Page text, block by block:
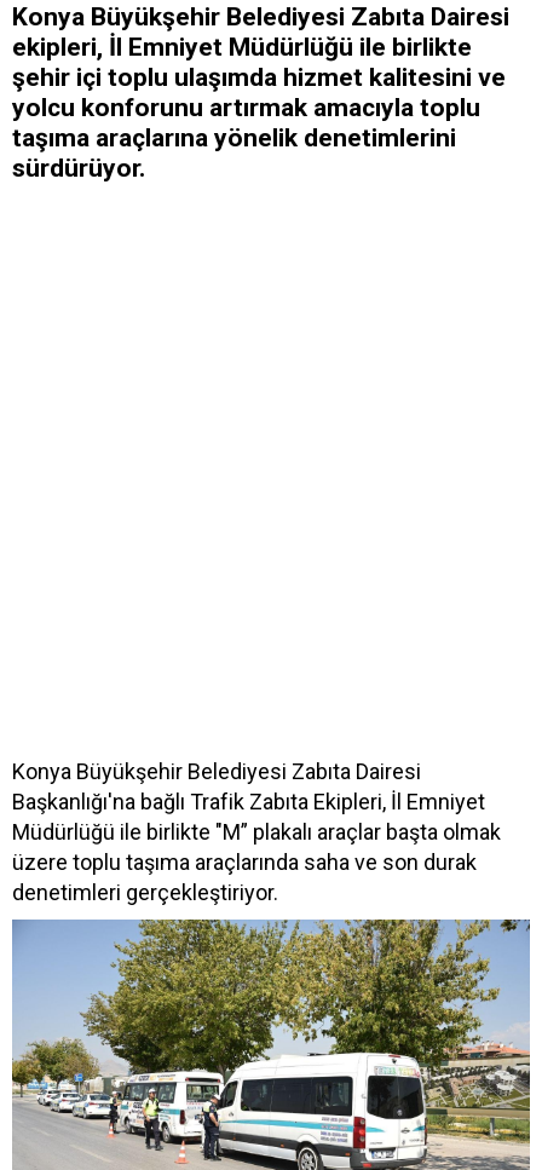
Konya Büyükşehir Belediyesi Zabıta Dairesi
ekipleri, İl Emniyet Müdürlüğü ile birlikte
şehir içi toplu ulaşımda hizmet kalitesini ve
yolcu konforunu artırmak amacıyla toplu
taşıma araçlarına yönelik denetimlerini
sürdürüyor.
Konya Büyükşehir Belediyesi Zabıta Dairesi
Başkanlığı'na bağlı Trafik Zabıta Ekipleri, İl Emniyet
Müdürlüğü ile birlikte "M” plakalı araçlar başta olmak
üzere toplu taşıma araçlarında saha ve son durak
denetimleri gerçekleştiriyor.